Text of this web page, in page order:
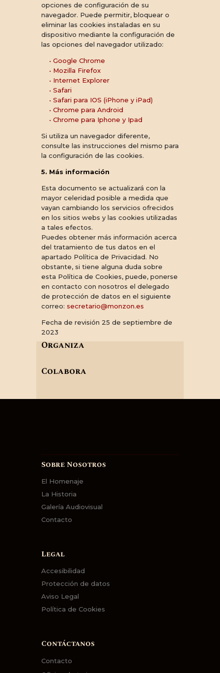
opciones de configuración de su
navegador. Puede permitir, bloquear o
eliminar las cookies instaladas en su
dispositivo mediante la configuración de
las opciones del navegador utilizado:
• Google Chrome
• Mozilla Firefox
• Internet Explorer
• Safari
• Safari para IOS (iPhone y iPad)
• Chrome para Android
• Chrome para Iphone y Ipad
Si utiliza un navegador diferente,
consulte las instrucciones del mismo para
la configuración de las cookies.
5. Más información
Esta documento se actualizará con la
mayor celeridad posible a medida que
vayan cambiando los servicios ofrecidos
en los sitios webs y las cookies utilizadas
a tales efectos.
Puedes obtener más información acerca
del tratamiento de tus datos en el
apartado Política de Privacidad. No
obstante, si tiene alguna duda sobre
esta Política de Cookies, puede, ponerse
en contacto con nosotros el delegado
de protección de datos en el siguiente
correo: secretario@monzon.es
Fecha de revisión 25 de septiembre de
2023
Organiza
Colabora
Sobre Nosotros
El Homenaje
La Historia
Galería Audiovisual
Contacto
Legal
Accesibilidad
Protección de datos
Aviso Legal
Política de Cookies
Contáctanos
Contacto